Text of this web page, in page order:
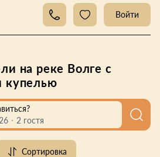
Войти
на реке Волге с
купелью
2 гостя
Сортировка